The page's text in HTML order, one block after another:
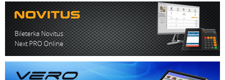
Bileterka Novitus
Next PRO Online